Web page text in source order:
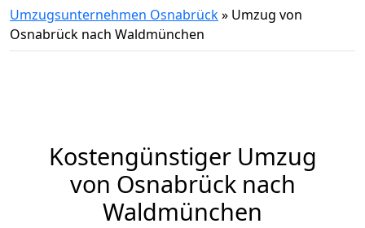
Umzugsunternehmen Osnabrück» Umzug von
Osnabrück nach Waldmünchen
Kostengünstiger Umzug
von Osnabrück nach
Waldmünchen